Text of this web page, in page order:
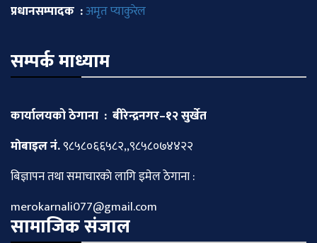
प्रधानसम्पादक :अमृत प्याकुरेल
सम्पर्क माध्याम
कार्यालयको ठेगाना : बीरेन्द्रनगर–१२ सुर्खेत
माेबाइल नं.९८५८०६६५८२,,९८५८०७४४२२
बिज्ञापन तथा समाचारकाे लागि इमेल ठेगाना :
merokarnali077@gmail.com
सामाजिक संजाल